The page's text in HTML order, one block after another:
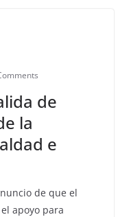
de
la
e
de que el
apoyo para